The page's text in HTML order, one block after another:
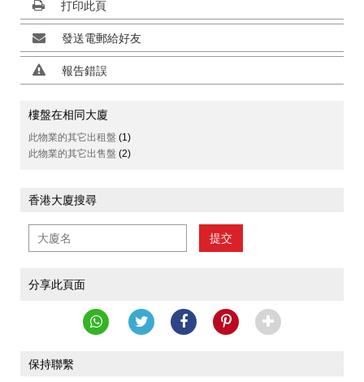
打印此頁
發送電郵給好友
報告錯誤
樓盤在相同大廈
此物業的其它出租盤 (1)
此物業的其它出售盤 (2)
香港大廈搜尋
提交
分享此頁面
保持聯繫